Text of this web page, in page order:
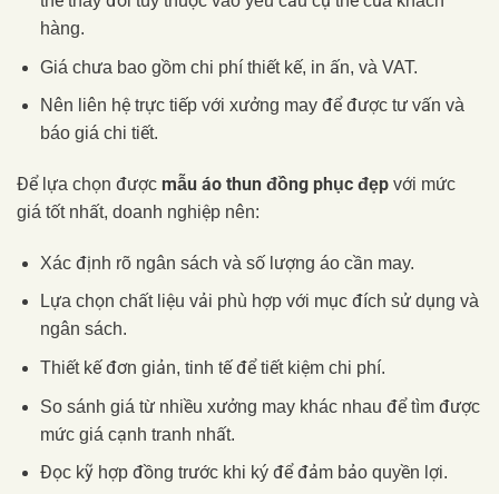
hàng.
Giá chưa bao gồm chi phí thiết kế, in ấn, và VAT.
Nên liên hệ trực tiếp với xưởng may để được tư vấn và
báo giá chi tiết.
Để lựa chọn được mẫu áo thun đồng phục đẹp với mức
giá tốt nhất, doanh nghiệp nên:
Xác định rõ ngân sách và số lượng áo cần may.
Lựa chọn chất liệu vải phù hợp với mục đích sử dụng và
ngân sách.
Thiết kế đơn giản, tinh tế để tiết kiệm chi phí.
So sánh giá từ nhiều xưởng may khác nhau để tìm được
mức giá cạnh tranh nhất.
Đọc kỹ hợp đồng trước khi ký để đảm bảo quyền lợi.